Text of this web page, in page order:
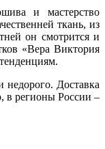
и мастерство
ткань, из
он смотрится и
«Вера Виктория
Доставка
в регионы России –